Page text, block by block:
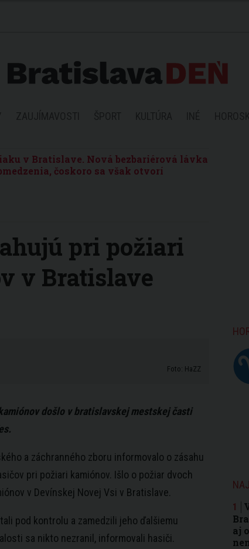
v Bratislave. Nová bezbariérová lávka
čoskoro sa však otvorí
pri požiari
v Bratislave
Foto: HaZZ
došlo v bratislavskej mestskej časti
a záchranného zboru informovalo o zásahu
pri požiari kamiónov. Išlo o požiar dvoch
v Devínskej Novej Vsi v Bratislave.
pod kontrolu a zamedzili jeho ďalšiemu
sa nikto nezranil, informovali hasiči.
aj